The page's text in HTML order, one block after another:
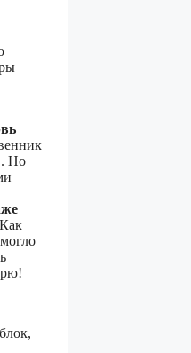
Но
Как